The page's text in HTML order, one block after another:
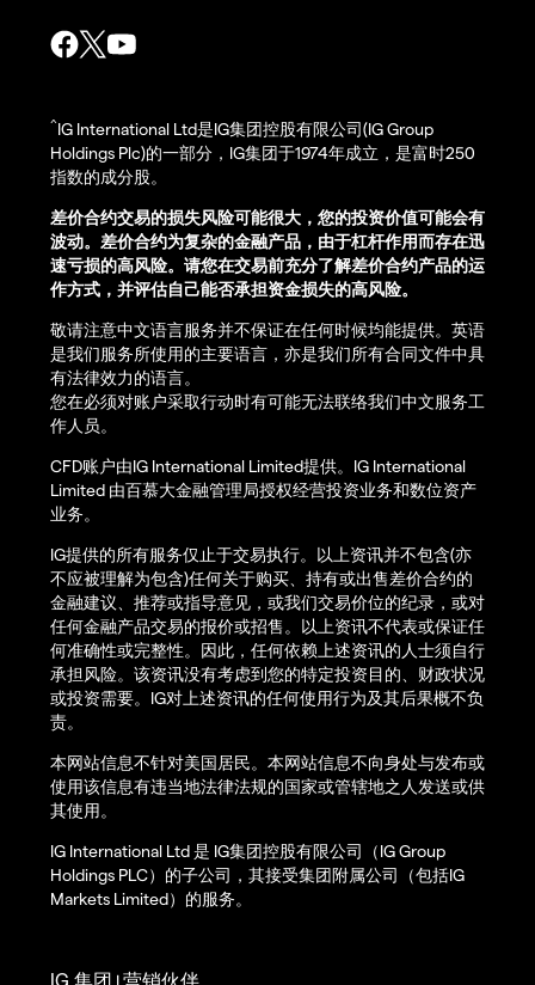
^IG International Ltd是IG集团控股有限公司(IG Group
Holdings Plc)的一部分，IG集团于1974年成立，是富时250
指数的成分股。
差价合约交易的损失风险可能很大，您的投资价值可能会有
波动。差价合约为复杂的金融产品，由于杠杆作用而存在迅
速亏损的高风险。请您在交易前充分了解差价合约产品的运
作方式，并评估自己能否承担资金损失的高风险。
敬请注意中文语言服务并不保证在任何时候均能提供。英语
是我们服务所使用的主要语言，亦是我们所有合同文件中具
有法律效力的语言。
您在必须对账户采取行动时有可能无法联络我们中文服务工
作人员。
CFD账户由IG International Limited提供。IG International
Limited 由百慕大金融管理局授权经营投资业务和数位资产
业务。
IG提供的所有服务仅止于交易执行。以上资讯并不包含(亦
不应被理解为包含)任何关于购买、持有或出售差价合约的
金融建议、推荐或指导意见，或我们交易价位的纪录，或对
任何金融产品交易的报价或招售。以上资讯不代表或保证任
何准确性或完整性。因此，任何依赖上述资讯的人士须自行
承担风险。该资讯没有考虑到您的特定投资目的、财政状况
或投资需要。IG对上述资讯的任何使用行为及其后果概不负
责。
本网站信息不针对美国居民。本网站信息不向身处与发布或
使用该信息有违当地法律法规的国家或管辖地之人发送或供
其使用。
IG International Ltd 是 IG集团控股有限公司（IG Group
Holdings PLC）的子公司，其接受集团附属公司（包括IG
Markets Limited）的服务。
IG 集团 营销伙伴